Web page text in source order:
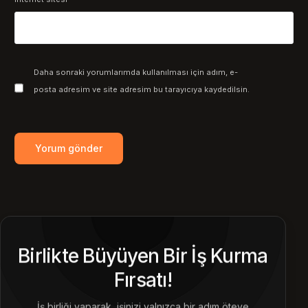
Daha sonraki yorumlarımda kullanılması için adım, e-
posta adresim ve site adresim bu tarayıcıya kaydedilsin.
Birlikte Büyüyen Bir İş Kurma
Fırsatı!